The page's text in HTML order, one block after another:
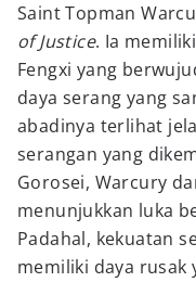
Saint Topman
of Justice. Ia
Fengxi yang
daya serang yang
abadinya terlihat
serangan yang
Gorosei, Warcury
menunjukkan luka
Padahal, kekuatan
memiliki daya rusak